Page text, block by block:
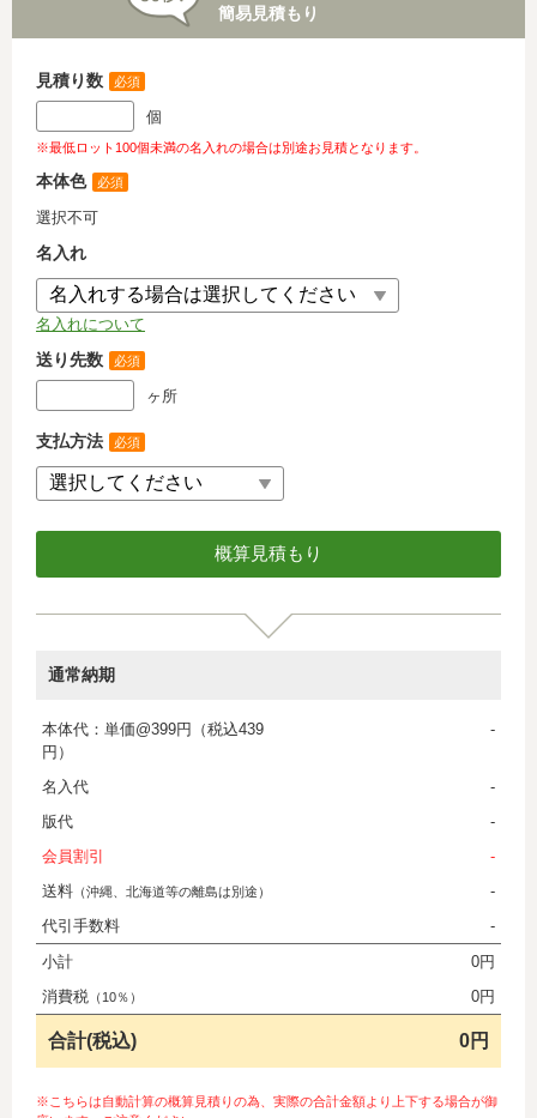
簡易見積もり
見積り数 必須
個
※最低ロット100個未満の名入れの場合は別途お見積となります。
本体色 必須
選択不可
名入れ
名入れについて
送り先数 必須
ヶ所
支払方法 必須
通常納期
本体代：単価@399円（税込439
円）
-
名入代
-
版代
-
会員割引
-
送料 （沖縄、北海道等の離島は別途）
-
代引手数料
-
小計
0円
消費税 （10％） 0円
合計(税込) 0円
※こちらは自動計算の概算見積りの為、実際の合計金額より上下する場合が御